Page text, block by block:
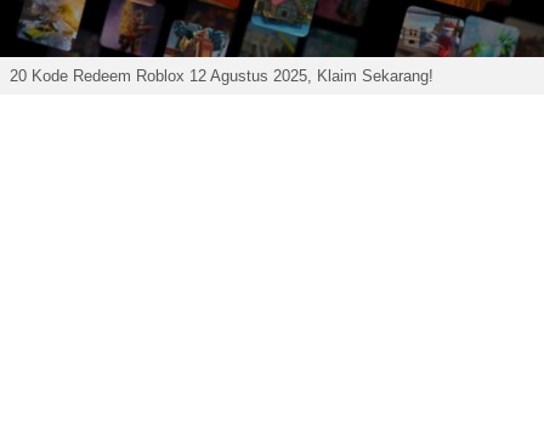
20 Kode Redeem Roblox 12 Agustus 2025, Klaim Sekarang!